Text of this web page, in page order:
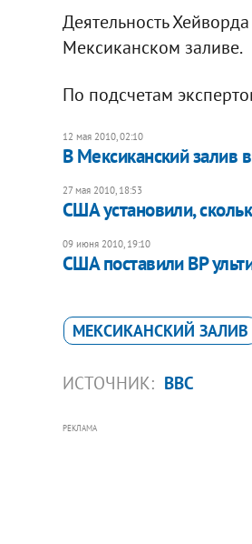
Деятельность
Мексиканском заливе.
По подсчетам
12 мая 2010, 02:10
В Мексиканский залив
27 мая 2010, 18:53
США установили,
09 июня 2010, 19:10
США поставили ВР
МЕКСИКАНСКИЙ ЗАЛИВ
ИСТОЧНИК: BBC
РЕКЛАМА